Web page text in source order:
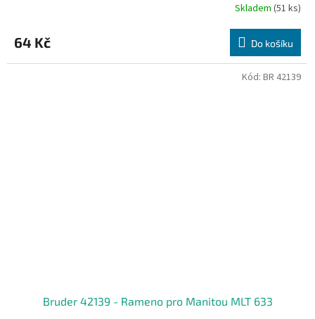
Skladem (51 ks)
64 Kč Do košíku
Bruder 42139 - Rameno pro Manitou MLT 633
Kód: BR 42139